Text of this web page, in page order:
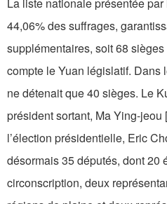
La liste nationale présentée
44,06% des suffrages,
supplémentaires, soit 68
compte le Yuan législatif. Dans
ne détenait que 40 sièges. Le
président sortant, Ma Ying-
l’élection présidentielle, Eric
désormais 35 députés, dont 20
circonscription, deux